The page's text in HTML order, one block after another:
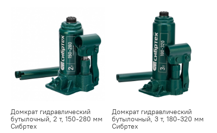
Домкрат гидравлический
бутылочный, 2 т, 150-280 мм
Сибртех
Домкрат гидравлический
бутылочный, 3 т, 180-320 мм
Сибртех